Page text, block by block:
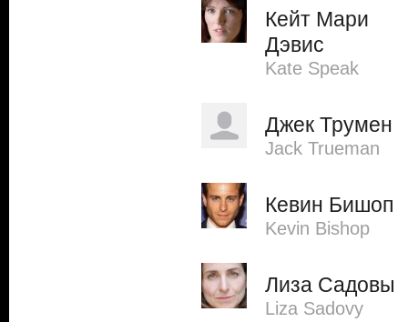
Кейт Мари
Дэвис
Kate Speak
Джек Трумен
Jack Trueman
Кевин Бишоп
Kevin Bishop
Лиза Садовы
Liza Sadovy